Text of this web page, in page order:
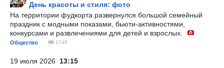
День красоты и стиля: фото
На территории фудкорта развернулся большой семейный
праздник с модными показами, бьюти-активностями,
конкурсами и развлечениями для детей и взрослых.
Общество 1745
19 июля 2026 13:15